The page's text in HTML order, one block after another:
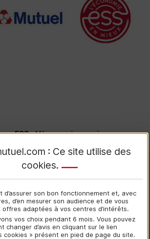
« ESS - L’économie en mieux », une
par le Crédit Mutuel
commune portée parESSFrance, la
de l'Économie Sociale et Solidaire,
Lire la suite
: Ce site utilise des
cookies.
d’assurer son bon fonctionnement et, avec
d’en mesurer son audience et de vous
offres adaptées à vos centres d’intérêts.
vos choix pendant 6 mois. Vous pouvez
changer d’avis en cliquant sur le lien
cookies » présent en pied de page du site.